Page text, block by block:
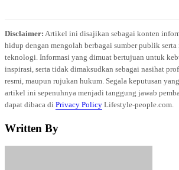
Disclaimer: Artikel ini disajikan sebagai konten
hidup dengan mengolah berbagai sumber publik serta
teknologi. Informasi yang dimuat bertujuan untuk
inspirasi, serta tidak dimaksudkan sebagai nasihat
resmi, maupun rujukan hukum. Segala keputusan
artikel ini sepenuhnya menjadi tanggung jawab
dapat dibaca di Privacy Policy Lifestyle-people.com.
Written By